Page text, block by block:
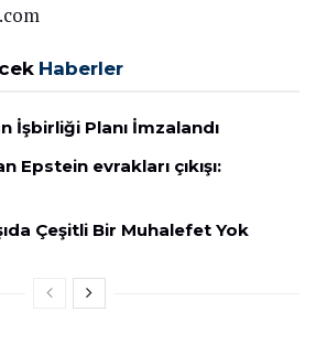
Haberler
İşbirliği Planı İmzalandı
Epstein evrakları çıkışı:
Çeşitli Bir Muhalefet Yok